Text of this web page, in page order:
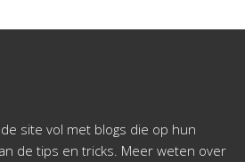
site vol met blogs die op hun
de tips en tricks. Meer weten over